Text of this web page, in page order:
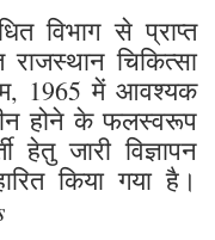
विभाग से प्राप्त
चिकित्सा
1965 में आवश्यक
होने के फलस्वरूप
हेतु जारी विज्ञापन
किया गया है।